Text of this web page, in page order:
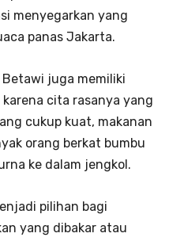
menyegarkan yang
panas Jakarta.
juga memiliki
cita rasanya yang
cukup kuat, makanan
orang berkat bumbu
ke dalam jengkol.
pilihan bagi
yang dibakar atau